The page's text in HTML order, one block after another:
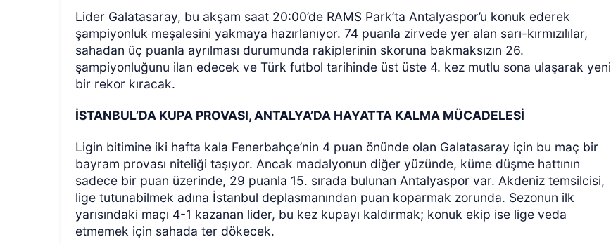
Lider Galatasaray, bu akşam saat 20:00’de RAMS Park’ta Antalyaspor’u konuk ederek
şampiyonluk meşalesini yakmaya hazırlanıyor. 74 puanla zirvede yer alan sarı-kırmızılılar,
sahadan üç puanla ayrılması durumunda rakiplerinin skoruna bakmaksızın 26.
şampiyonluğunu ilan edecek ve Türk futbol tarihinde üst üste 4. kez mutlu sona ulaşarak yeni
bir rekor kıracak.
İSTANBUL’DA KUPA PROVASI, ANTALYA’DA HAYATTA KALMA MÜCADELESİ
Ligin bitimine iki hafta kala Fenerbahçe’nin 4 puan önünde olan Galatasaray için bu maç bir
bayram provası niteliği taşıyor. Ancak madalyonun diğer yüzünde, küme düşme hattının
sadece bir puan üzerinde, 29 puanla 15. sırada bulunan Antalyaspor var. Akdeniz temsilcisi,
lige tutunabilmek adına İstanbul deplasmanından puan koparmak zorunda. Sezonun ilk
yarısındaki maçı 4-1 kazanan lider, bu kez kupayı kaldırmak; konuk ekip ise lige veda
etmemek için sahada ter dökecek.